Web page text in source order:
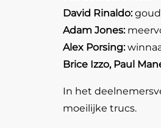
David Rinaldo:
Adam Jones:
Alex Porsing:
Brice Izzo, Paul
In het
moeilijke trucs.